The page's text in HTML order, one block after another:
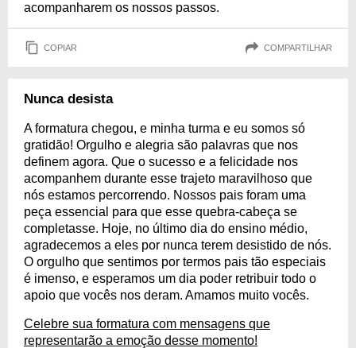
acompanharem os nossos passos.
COPIAR COMPARTILHAR
Nunca desista
A formatura chegou, e minha turma e eu somos só
gratidão! Orgulho e alegria são palavras que nos
definem agora. Que o sucesso e a felicidade nos
acompanhem durante esse trajeto maravilhoso que
nós estamos percorrendo. Nossos pais foram uma
peça essencial para que esse quebra-cabeça se
completasse. Hoje, no último dia do ensino médio,
agradecemos a eles por nunca terem desistido de nós.
O orgulho que sentimos por termos pais tão especiais
é imenso, e esperamos um dia poder retribuir todo o
apoio que vocês nos deram. Amamos muito vocês.
Celebre sua formatura com mensagens que
representarão a emoção desse momento!